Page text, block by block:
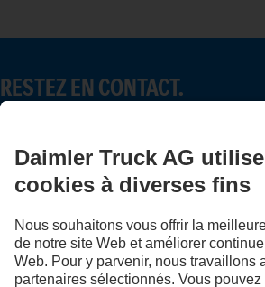
RESTEZ EN CONTACT.
Découvrez Mercedes-Benz Trucks sur nos